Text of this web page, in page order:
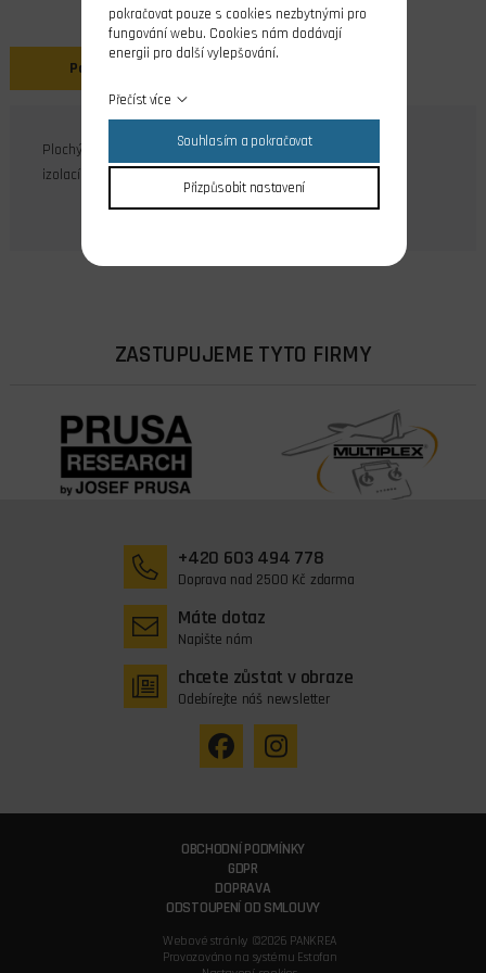
Popis
Plochý servokabel s konektorem JR o délce 150 mm s PVC
izolací, průřez vodičů 0,25 mm2.
ZASTUPUJEME TYTO FIRMY
+420 603 494 778
Doprava nad 2500 Kč zdarma
Máte dotaz
Napište nám
chcete zůstat v obraze
Odebírejte náš newsletter
OBCHODNÍ PODMÍNKY
GDPR
DOPRAVA
ODSTOUPENÍ OD SMLOUVY
Webové stránky ©2026 PANKREA
Provozováno na systému Estofan
pokračovat pouze s cookies nezbytnými pro
fungování webu. Cookies nám dodávají
energii pro další vylepšování.
Přečíst více
Souhlasím a pokračovat
Přizpůsobit nastavení